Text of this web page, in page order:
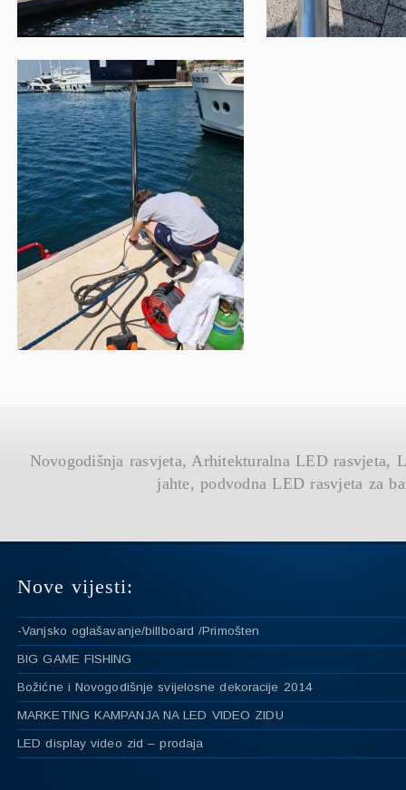
Novogodišnja rasvjeta, Arhitekturalna LED
jahte, podvodna LED rasvjeta za
Nove vijesti:
-Vanjsko oglašavanje/billboard /Primošten
BIG GAME FISHING
Božićne i Novogodišnje svijelosne dekoracije 2014
MARKETING KAMPANJA NA LED VIDEO ZIDU
LED display video zid – prodaja